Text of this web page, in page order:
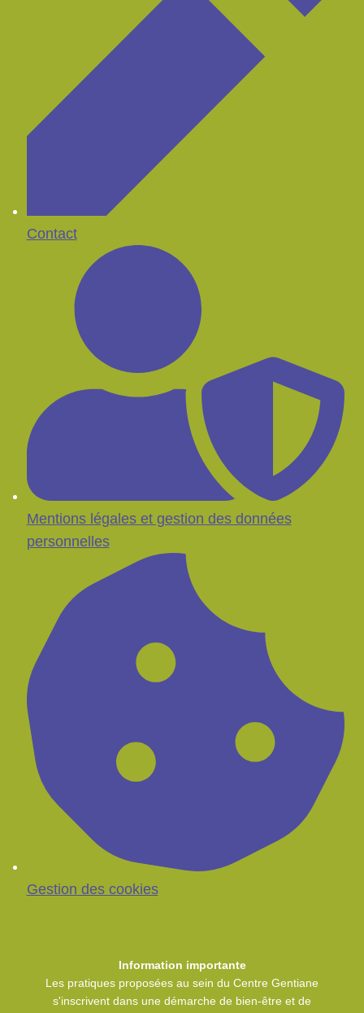
Contact
Mentions légales et gestion des données
personnelles
Gestion des cookies
Information importante
Les pratiques proposées au sein du Centre Gentiane
s'inscrivent dans une démarche de bien-être et de